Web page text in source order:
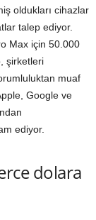
oldukları cihazlar
talep ediyor.
Max için 50.000
şirketleri
muaf
Google ve
ediyor.
dolara